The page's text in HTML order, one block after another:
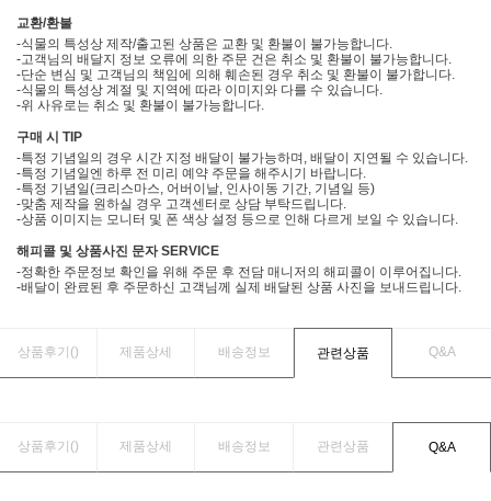
교환/환불
-식물의 특성상 제작/출고된 상품은 교환 및 환불이 불가능합니다.
-고객님의 배달지 정보 오류에 의한 주문 건은 취소 및 환불이 불가능합니다.
-단순 변심 및 고객님의 책임에 의해 훼손된 경우 취소 및 환불이 불가합니다.
-식물의 특성상 계절 및 지역에 따라 이미지와 다를 수 있습니다.
-위 사유로는 취소 및 환불이 불가능합니다.
구매 시 TIP
-특정 기념일의 경우 시간 지정 배달이 불가능하며, 배달이 지연될 수 있습니다.
-특정 기념일엔 하루 전 미리 예약 주문을 해주시기 바랍니다.
-특정 기념일(크리스마스, 어버이날, 인사이동 기간, 기념일 등)
-맞춤 제작을 원하실 경우 고객센터로 상담 부탁드립니다.
-상품 이미지는 모니터 및 폰 색상 설정 등으로 인해 다르게 보일 수 있습니다.
해피콜 및 상품사진 문자 SERVICE
-정확한 주문정보 확인을 위해 주문 후 전담 매니저의 해피콜이 이루어집니다.
-배달이 완료된 후 주문하신 고객님께 실제 배달된 상품 사진을 보내드립니다.
상품후기() 제품상세 배송정보 관련상품 Q&A
상품후기() 제품상세 배송정보 관련상품 Q&A